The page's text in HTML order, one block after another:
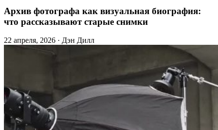
Архив фотографа как визуальная биография:
что рассказывают старые снимки
22 апреля, 2026 · Дэн Дилл